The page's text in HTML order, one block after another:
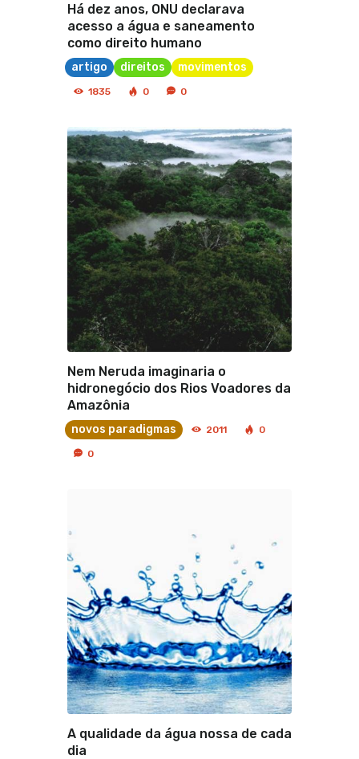
Há dez anos, ONU declarava
acesso a água e saneamento
como direito humano
artigo direitos movimentos
1835 0 0
Nem Neruda imaginaria o
hidronegócio dos Rios Voadores da
Amazônia
novos paradigmas 2011 0
0
A qualidade da água nossa de cada
dia